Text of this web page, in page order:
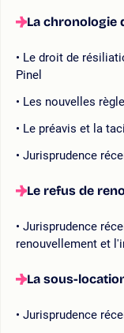
La chronologie
Le droit de
Pinel
Les nouvelles
Le préavis et la
Jurisprudence
Le refus de
Jurisprudence
renouvellement et
La sous-
Jurisprudence